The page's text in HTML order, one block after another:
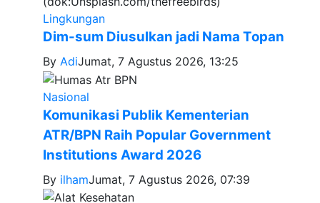
Lingkungan
Dim-sum Diusulkan jadi Nama Topan
By AdiJumat, 7 Agustus 2026, 13:25
Nasional
Komunikasi Publik Kementerian
ATR/BPN Raih Popular Government
Institutions Award 2026
By ilhamJumat, 7 Agustus 2026, 07:39